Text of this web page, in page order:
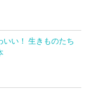
いい！ 生きものたち